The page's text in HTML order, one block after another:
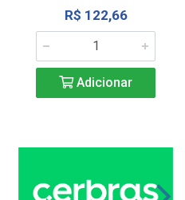
R$ 122,66
Adicionar